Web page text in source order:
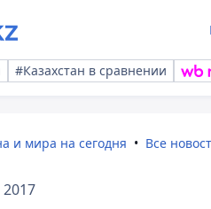
#Казахстан в сравнении
и мира на сегодня Все
2017